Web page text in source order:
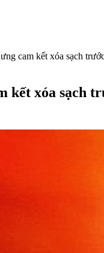
cam kết xóa sạch
kết xóa sạch